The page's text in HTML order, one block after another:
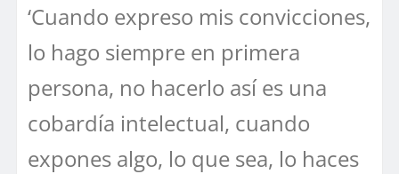
‘Cuando expreso mis convicciones,
lo hago siempre en primera
persona, no hacerlo así es una
cobardía intelectual, cuando
expones algo, lo que sea, lo haces